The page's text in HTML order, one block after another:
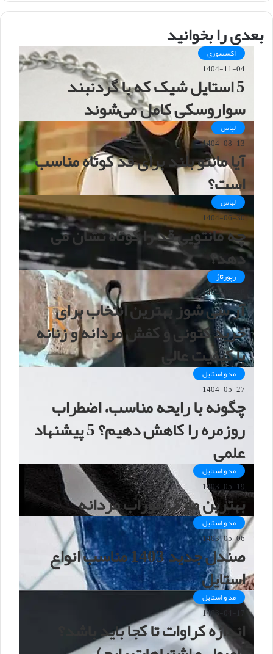
س
بعدی را بخوانید
اکسسوری
1404-11-04
5 استایل شیک که با گردنبند
سواروسکی کامل می‌شوند
لباس
1404-08-13
آیا مانتو بلند برای قد کوتاه مناسب
است؟
لباس
1404-06-30
چه مانتویی قد را کوتاه نشان می
دهد؟
رپورتاژ
1404-05-28
آر سی شوز بهترین انتخاب برای
خرید کتونی و کفش مردانه و زنانه
با کیفیت عالی
مد و استایل
1404-05-27
چگونه با رایحه مناسب، اضطراب
روزمره را کاهش دهیم؟ 5 پیشنهاد
علمی
مد و استایل
1403-05-19
بهترین مارک جوراب مردانه
مد و استایل
1403-05-06
صندل جدید 1403 مناسب انواع
استایل
مد و استایل
1403-04-17
اندازه کراوات تا کجا باید باشد؟